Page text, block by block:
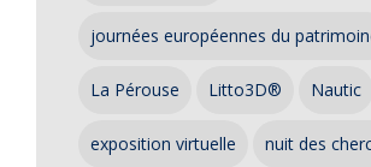
journées européennes du
La Pérouse Litto3D® Nautic
exposition virtuelle nuit des